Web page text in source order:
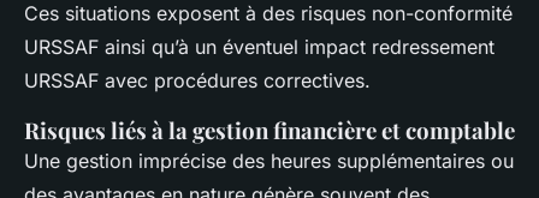
Ces situations exposent à des risques non-conformité
URSSAF ainsi qu’à un éventuel impact redressement
URSSAF avec procédures correctives.
Risques liés à la gestion financière et comptable
Une gestion imprécise des heures supplémentaires ou